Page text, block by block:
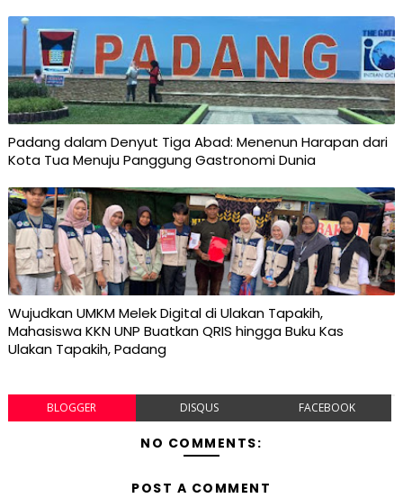
Padang dalam Denyut Tiga Abad: Menenun Harapan dari
Kota Tua Menuju Panggung Gastronomi Dunia
Wujudkan UMKM Melek Digital di Ulakan Tapakih,
Mahasiswa KKN UNP Buatkan QRIS hingga Buku Kas
Ulakan Tapakih, Padang
BLOGGER DISQUS FACEBOOK
NO COMMENTS:
POST A COMMENT